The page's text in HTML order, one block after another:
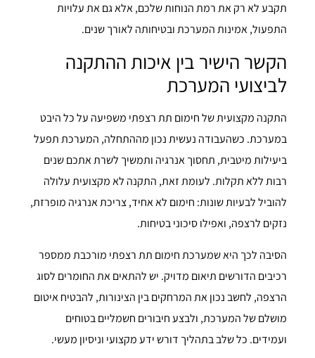
תקבע לא רק את רמת הנוחות שלכם, אלא גם את עלויות
התפעול, אמינות המערכת ובטיחותה לאורך שנים.
הקשר הישיר בין איכות ההתקנה
לביצועי המערכת
התקנה מקצועית של חימום תת רצפתי משפיעה על כל היבט
במערכת. כשהעבודה נעשית נכון מההתחלה, המערכת תפעל
ביעילות מיטבית, תחסוך אנרגיה ותמשיך לשרת אתכם שנים
רבות ללא תקלות. לעומת זאת, התקנה לא מקצועית עלולה
להוביל לבעיות שונות: חימום לא אחיד, צריכת אנרגיה מופרזת,
נזקים לרצפה, ואפילו סיכוני בטיחות.
הסיבה לכך היא שמערכת חימום תת רצפתי מורכבת ממספר
רכיבים הדורשים תיאום מדויק. יש להתאים את החומרים לסוג
הרצפה, לחשב נכון את המרחקים בין הצינורות, להבטיח איטום
מושלם של המערכת, ולבצע חיבורים חשמליים בטוחים
ועמידים. כל שלב בתהליך דורש ידע מקצועי וניסיון מעשי.